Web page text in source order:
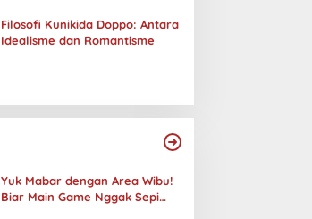
Filosofi Kunikida Doppo: Antara
Idealisme dan Romantisme
Yuk Mabar dengan Area Wibu!
Biar Main Game Nggak Sepi